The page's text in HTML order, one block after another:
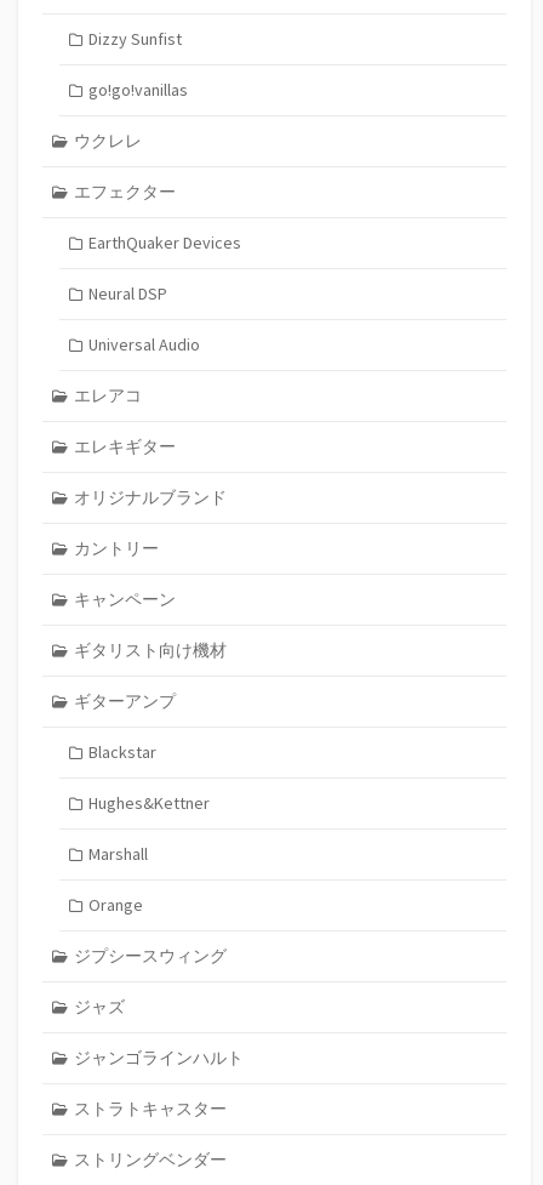
Dizzy Sunfist
go!go!vanillas
ウクレレ
エフェクター
EarthQuaker Devices
Neural DSP
Universal Audio
エレアコ
エレキギター
オリジナルブランド
カントリー
キャンペーン
ギタリスト向け機材
ギターアンプ
Blackstar
Hughes&Kettner
Marshall
Orange
ジプシースウィング
ジャズ
ジャンゴラインハルト
ストラトキャスター
ストリングベンダー